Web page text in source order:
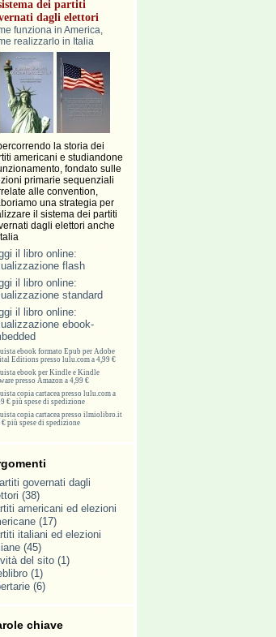
dei partiti
dagli elettori
funziona in America,
realizzarlo in Italia
la storia dei
americani e studiandone
fondato sulle
primarie sequenziali
alle convention,
una strategia per
il sistema dei partiti
dagli elettori anche
il libro online:
flash
il libro online:
standard
il libro online:
ebook-
ebook formato Epub per Adobe
Editions presso lulu.com a 4,99 €
ebook per Kindle e Kindle
presso Amazon a 4,99 €
copia cartacea presso lulu.com a
€ più spese di spedizione
copia cartacea presso ilmiolibro.it
€ più spese di spedizione
governati dagli
(38)
americani ed elezioni
(17)
italiani ed elezioni
(45)
del sito (1)
(1)
(6)
chiave